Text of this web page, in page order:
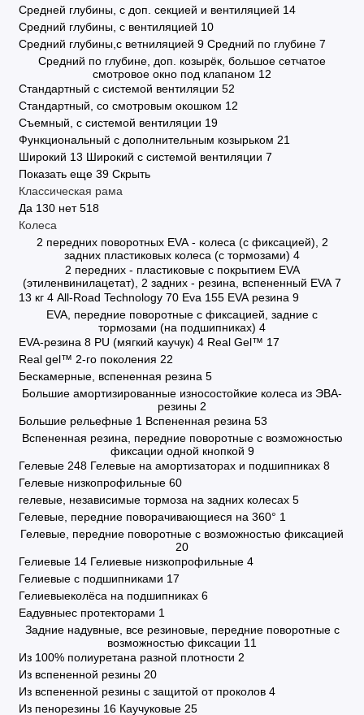
Средней глубины, с доп. секцией и вентиляцией 14
Средний глубины, с вентиляцией 10
Средний глубины,с ветниляцией 9 Средний по глубине 7
Средний по глубине, доп. козырёк, большое сетчатое
смотровое окно под клапаном 12
Стандартный с системой вентиляции 52
Стандартный, со смотровым окошком 12
Съемный, с системой вентиляции 19
Функциональный с дополнительным козырьком 21
Широкий 13 Широкий с системой вентиляции 7
Показать еще 39 Скрыть
Классическая рама
Да 130 нет 518
Колеса
2 передних поворотных EVA - колеса (с фиксацией), 2
задних пластиковых колеса (с тормозами) 4
2 передних - пластиковые с покрытием EVA
(этиленвинилацетат), 2 задних - резина, вспененный EVA 7
13 кг 4 All-Road Technology 70 Eva 155 EVA резина 9
EVA, передние поворотные с фиксацией, задние с
тормозами (на подшипниках) 4
EVA-резина 8 PU (мягкий каучук) 4 Real Gel™ 17
Real gel™ 2-го поколения 22
Бескамерные, вспененная резина 5
Большие амортизированные износостойкие колеса из ЭВА-
резины 2
Большие рельефные 1 Вспененная резина 53
Вспененная резина, передние поворотные с возможностью
фиксации одной кнопкой 9
Гелевые 248 Гелевые на амортизаторах и подшипниках 8
Гелевые низкопрофильные 60
гелевые, независимые тормоза на задних колесах 5
Гелевые, передние поворачивающиеся на 360° 1
Гелевые, передние поворотные с возможностью фиксацией
20
Гелиевые 14 Гелиевые низкопрофильные 4
Гелиевые с подшипниками 17
Гелиевыеколёса на подшипниках 6
Еадувныес протекторами 1
Задние надувные, все резиновые, передние поворотные с
возможностью фиксации 11
Из 100% полиуретана разной плотности 2
Из вспененной резины 20
Из вспененной резины с защитой от проколов 4
Из пенорезины 16 Каучуковые 25